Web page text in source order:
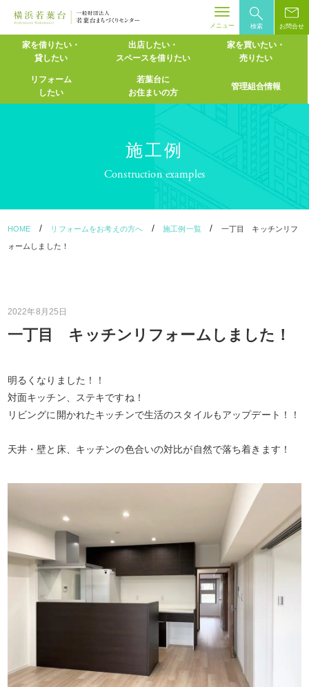
content
メニュー 検索 お問合せ
家を借りたい・
貸したい
出店したい・
スペースを借りたい
家を買いたい・
売りたい
リフォーム
したい
若葉台に
お住まいの方
管理組合情報
施工例
Construction examples
HOME / リフォームをお考えの方へ /施工例一覧/ 一丁目 キッチンリフ
ォームしました！
2022年8月25日
一丁目 キッチンリフォームしました！
明るくなりました！！
対面キッチン、ステキですね！
リビングに開かれたキッチンで生活のスタイルもアップデート！！
天井・壁と床、キッチンの色合いの対比が自然で落ち着きます！